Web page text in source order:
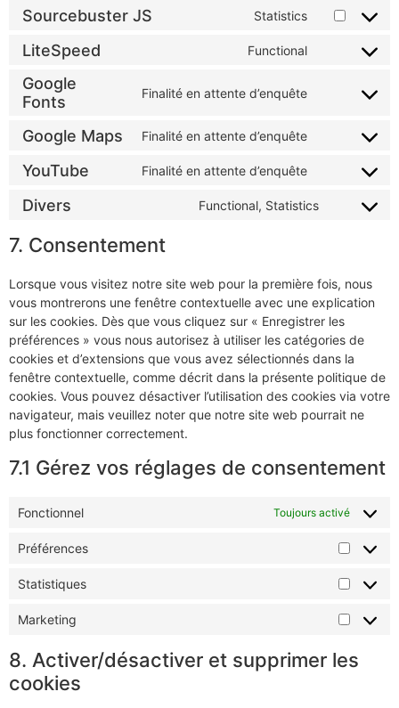
Sourcebuster JS Statistics
LiteSpeed Functional
Google
Fonts
Finalité en attente d’enquête
Google Maps Finalité en attente d’enquête
YouTube Finalité en attente d’enquête
Divers Functional, Statistics
7. Consentement
Lorsque vous visitez notre site web pour la première fois, nous
vous montrerons une fenêtre contextuelle avec une explication
sur les cookies. Dès que vous cliquez sur « Enregistrer les
préférences » vous nous autorisez à utiliser les catégories de
cookies et d’extensions que vous avez sélectionnés dans la
fenêtre contextuelle, comme décrit dans la présente politique de
cookies. Vous pouvez désactiver l’utilisation des cookies via votre
navigateur, mais veuillez noter que notre site web pourrait ne
plus fonctionner correctement.
7.1 Gérez vos réglages de consentement
Fonctionnel Toujours activé
Préférences
Statistiques
Marketing
8. Activer/désactiver et supprimer les
cookies